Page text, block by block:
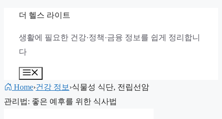
너
뛰
더 헬스 라이트
생활에 필요한 건강·정책·금융 정보를 쉽게 정리합니
다
뉴
Home›건강 정보 ›식물성 식단, 전립선암
관리법: 좋은 예후를 위한 식사법